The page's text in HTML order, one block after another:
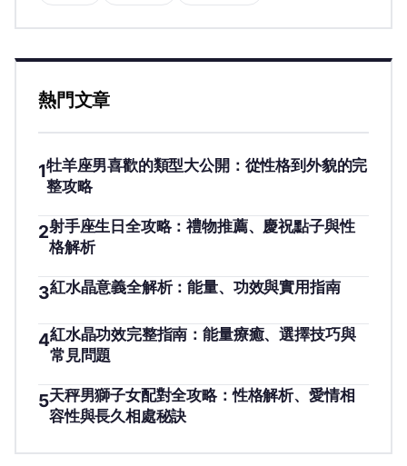
熱門文章
1牡羊座男喜歡的類型大公開：從性格到外貌的完
整攻略
2射手座生日全攻略：禮物推薦、慶祝點子與性
格解析
3紅水晶意義全解析：能量、功效與實用指南
4紅水晶功效完整指南：能量療癒、選擇技巧與
常見問題
5天秤男獅子女配對全攻略：性格解析、愛情相
容性與長久相處秘訣